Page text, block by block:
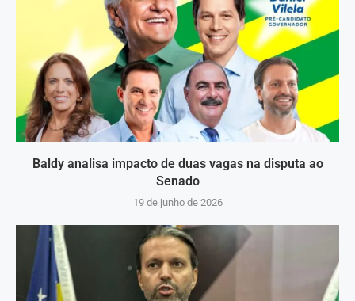
Baldy analisa impacto de duas vagas na disputa ao
Senado
19 de junho de 2026